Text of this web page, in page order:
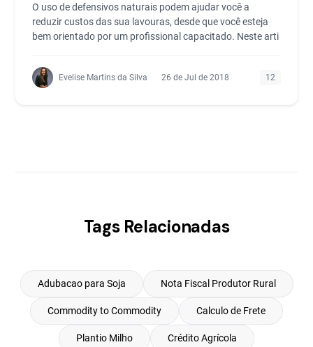
O uso de defensivos naturais podem ajudar você a
reduzir custos das sua lavouras, desde que você esteja
bem orientado por um profissional capacitado. Neste arti
Evelise Martins da Silva 26 de Jul de 2018 12
Tags Relacionadas
Adubacao para Soja Nota Fiscal Produtor Rural
Commodity to Commodity Calculo de Frete
Plantio Milho Crédito Agrícola